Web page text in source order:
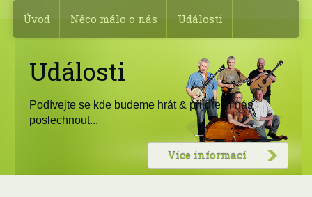
Úvod Něco málo o nás Události
Události
Podívejte se kde budeme hrát & přijďte si nás
poslechnout...
Více informací